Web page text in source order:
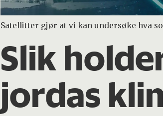
Satellitter gjør at vi kan undersøke hva
Slik
jordas